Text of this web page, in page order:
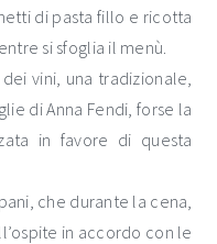
di pasta fillo e ricotta
si sfoglia il menù.
vini, una tradizionale,
di Anna Fendi, forse la
in favore di questa
che durante la cena,
in accordo con le